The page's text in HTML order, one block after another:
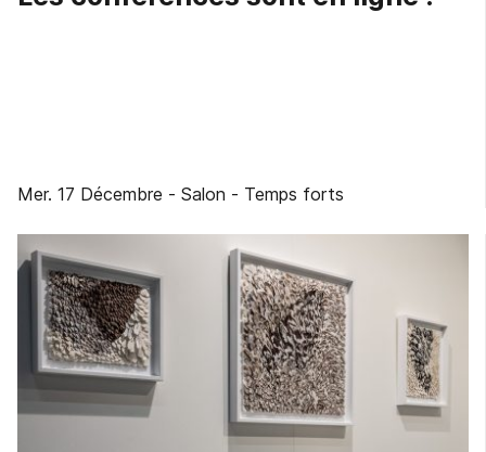
Mer. 17 Décembre - Salon - Temps forts